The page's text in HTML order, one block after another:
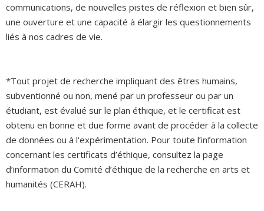
communications, de nouvelles pistes de réflexion et bien sûr,
une ouverture et une capacité à élargir les questionnements
liés à nos cadres de vie.
*Tout projet de recherche impliquant des êtres humains,
subventionné ou non, mené par un professeur ou par un
étudiant, est évalué sur le plan éthique, et le certificat est
obtenu en bonne et due forme avant de procéder à la collecte
de données ou à l'expérimentation. Pour toute l’information
concernant les certificats d’éthique, consultez la page
d’information du Comité d’éthique de la recherche en arts et
humanités (CERAH).